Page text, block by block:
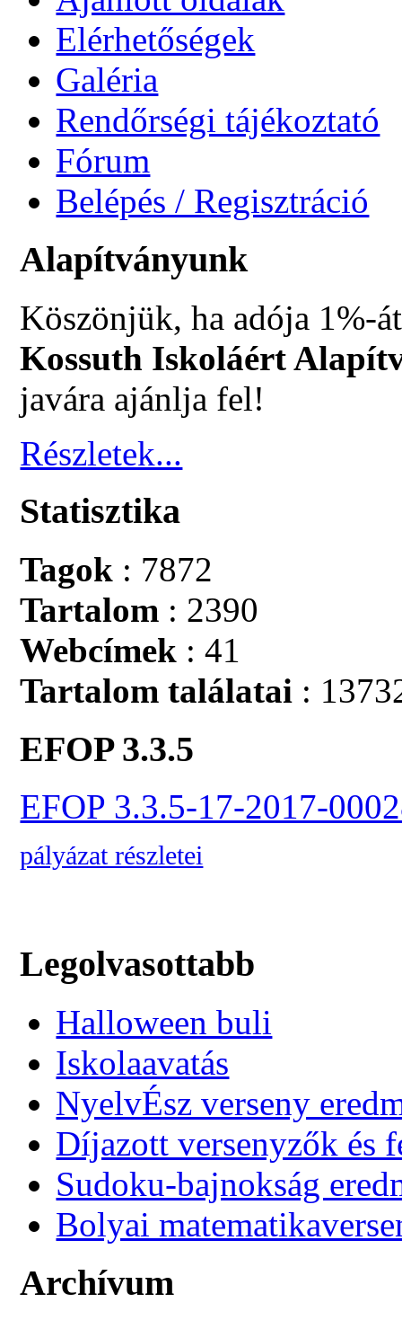
Elérhetőségek
Galéria
Rendőrségi tájékoztató
Fórum
Belépés / Regisztráció
Alapítványunk
Köszönjük, ha adója 1%-
Kossuth Iskoláért
javára ajánlja fel!
Részletek...
Statisztika
Tagok : 7872
Tartalom : 2390
Webcímek : 41
Tartalom találatai :
EFOP 3.3.5
EFOP 3.3.5-17-2017-
pályázat részletei
Legolvasottabb
Halloween buli
Iskolaavatás
NyelvÉsz verseny
Díjazott versenyzők és
Sudoku-bajnokság
Bolyai
Archívum